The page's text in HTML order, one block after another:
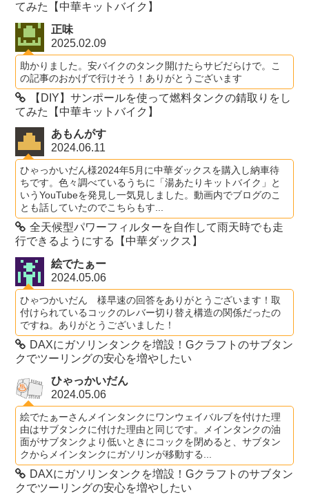
てみた【中華キットバイク】
正味
2025.02.09
助かりました。安バイクのタンク開けたらサビだらけで。こ
の記事のおかげで行けそう！ありがとうございます
【DIY】サンポールを使って燃料タンクの錆取りをし
てみた【中華キットバイク】
あもんがす
2024.06.11
ひゃっかいだん様2024年5月に中華ダックスを購入し納車待
ちです。色々調べているうちに「湯あたりキットバイク」と
いうYouTubeを発見し一気見しました。動画内でブログのこ
とも話していたのでこちらもす...
全天候型パワーフィルターを自作して雨天時でも走
行できるようにする【中華ダックス】
絵でたぁー
2024.05.06
ひゃつかいだん 様早速の回答をありがとうございます！取
付けられているコックのレバー切り替え構造の関係だったの
ですね。ありがとうございました！
DAXにガソリンタンクを増設！Gクラフトのサブタン
クでツーリングの安心を増やしたい
ひゃっかいだん
2024.05.06
絵でたぁーさんメインタンクにワンウェイバルブを付けた理
由はサブタンクに付けた理由と同じです。メインタンクの油
面がサブタンクより低いときにコックを閉めると、サブタン
クからメインタンクにガソリンが移動する...
DAXにガソリンタンクを増設！Gクラフトのサブタン
クでツーリングの安心を増やしたい